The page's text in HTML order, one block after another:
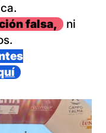
falsa,
ni